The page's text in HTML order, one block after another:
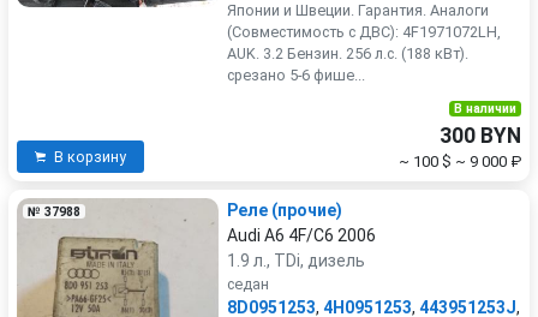
Японии и Швеции. Гарантия. Аналоги
(Совместимость с ДВС): 4F1971072LH,
AUK. 3.2 Бензин. 256 л.с. (188 кВт).
срезано 5-6 фише...
В корзину
В наличии
300 BYN
~ 100 $ ~ 9 000 ₽
№ 37988
Реле (прочие)
Audi A6 4F/C6 2006
1.9 л., TDi, дизель
седан
8D0951253, 4H0951253, 443951253J,